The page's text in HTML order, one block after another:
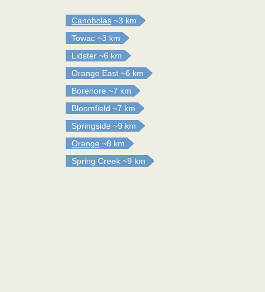
Canobolas ~3 km
Towac ~3 km
Lidster ~6 km
Orange East ~6 km
Borenore ~7 km
Bloomfield ~7 km
Springside ~9 km
Orange ~8 km
Spring Creek ~9 km